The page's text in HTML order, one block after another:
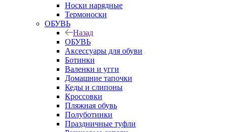
Носки нарядные
Термоноски
ОБУВЬ
Назад
ОБУВЬ
Аксессуары для обуви
Ботинки
Валенки и угги
Домашние тапочки
Кеды и слипоны
Кроссовки
Пляжная обувь
Полуботинки
Праздничные туфли